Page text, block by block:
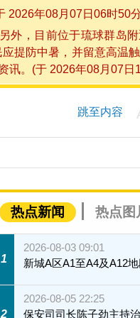
2026年08月07日06时50
外，目前位于琉球群岛
提防中暑，并留意高温
讯。(于 2026年08月07日
跳至内容
热点新闻 热点图
1
2026-08-03 09:01
新城A区A1至A4及A12
2
2026-08-05 22:25
保安司司长陈子劲主持